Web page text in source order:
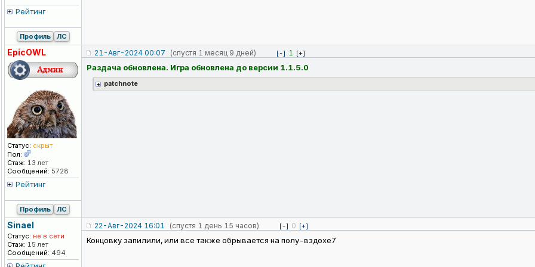
Рейтинг
Профиль ЛС
EpicOWL
Статус: скрыт
Пол:
Стаж: 13 лет
Сообщений: 5728
Рейтинг
21-Авг-2024 00:07 (спустя 1 месяц 9 дней) [-] 1 [+]
Раздача обновлена. Игра обновлена до версии 1.1.5.0
patchnote
Профиль ЛС
Sinael
Статус: не в сети
Стаж: 15 лет
Сообщений: 494
22-Авг-2024 16:01 (спустя 1 день 15 часов) [-] 0 [+]
Концовку запилили, или все также обрывается на полу-вздохе7